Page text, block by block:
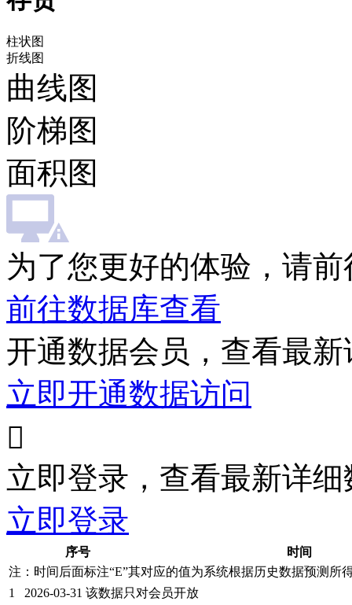
柱状图
折线图
曲线图
阶梯图
面积图
为了您更好的体验，请
前往数据库查看
开通数据会员，查看最
立即开通数据访问

立即登录，查看最新详细
立即登录
序号
时间
注：时间后面标注“E”其对应的值为系统根据历史数据预测所
1
2026-03-31 该数据只对会员开放